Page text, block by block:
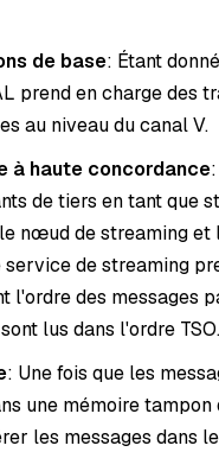
de base: Étant
prend en charge des
au niveau du canal V.
à haute concordance
de tiers en tant que
nœud de streaming et
de streaming
l'ordre des messages
lus dans l'ordre TSO.
: Une fois que les
une mémoire
les messages dans